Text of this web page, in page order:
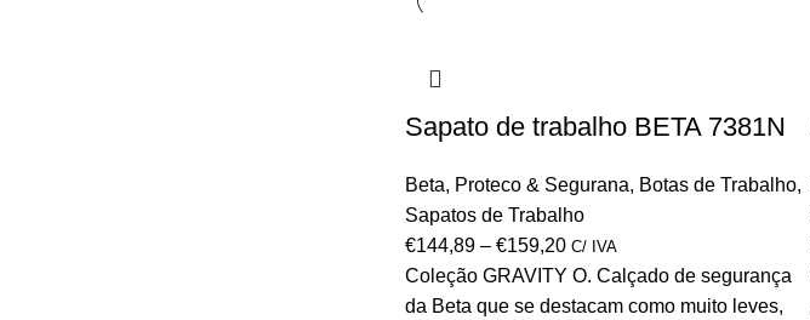
Sapato de trabalho BETA 7381N
Beta, Proteco & Segurana, Botas de Trabalho,
Sapatos de Trabalho
€144,89– €159,20 C/ IVA
Coleção GRAVITY O. Calçado de segurança
da Beta que se destacam como muito leves,